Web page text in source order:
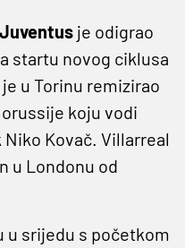
Juventus je odigrao
startu novog ciklusa
u Torinu remizirao
koju vodi
Kovač. Villarreal
u Londonu od
u srijedu s početkom